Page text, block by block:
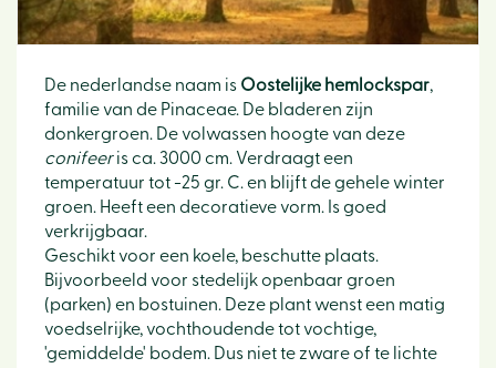
De nederlandse naam is Oostelijke hemlockspar,
familie van de Pinaceae. De bladeren zijn
donkergroen. De volwassen hoogte van deze
conifeeris ca. 3000 cm. Verdraagt een
temperatuur tot -25 gr. C. en blijft de gehele winter
groen. Heeft een decoratieve vorm. Is goed
verkrijgbaar.
Geschikt voor een koele, beschutte plaats.
Bijvoorbeeld voor stedelijk openbaar groen
(parken) en bostuinen. Deze plant wenst een matig
voedselrijke, vochthoudende tot vochtige,
'gemiddelde' bodem. Dus niet te zware of te lichte